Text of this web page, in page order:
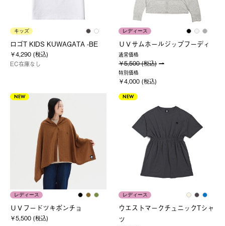
キッズ
ロゴT KIDS KUWAGATA -BE
￥4,290 (税込)
EC在庫なし
レディース
ＵＶサムホールジップフーディ
通常価格
￥5,500 (税込)
特別価格
￥4,000 (税込)
NEW
レディース
ＵＶフードツキポンチョ
￥5,500 (税込)
NEW
レディース
ウエストマークチュニックTシャ
ツ